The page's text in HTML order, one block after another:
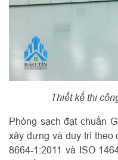
Thiết kế thi
Phòng sạch đạt chuẩn
xây dựng và duy trì theo
8664-1:2011 và ISO